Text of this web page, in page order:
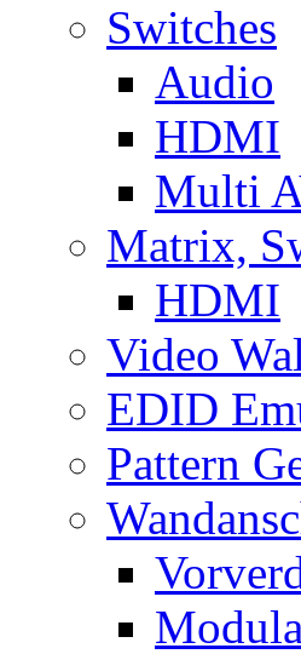
Switches
Audio
HDMI
Multi
Matrix,
HDMI
Video
EDID
Pattern